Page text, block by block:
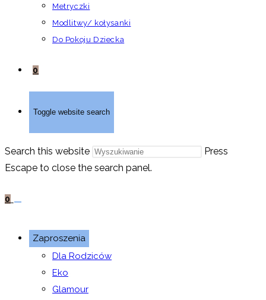
Metryczki
Modlitwy/ kołysanki
Do Pokoju Dziecka
0
Toggle website search
Search this website
Press
Escape to close the search panel.
0
Zaproszenia
Dla Rodziców
Eko
Glamour